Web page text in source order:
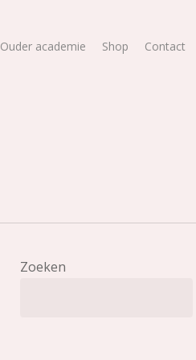
Ouder academie Shop Contact
Zoeken